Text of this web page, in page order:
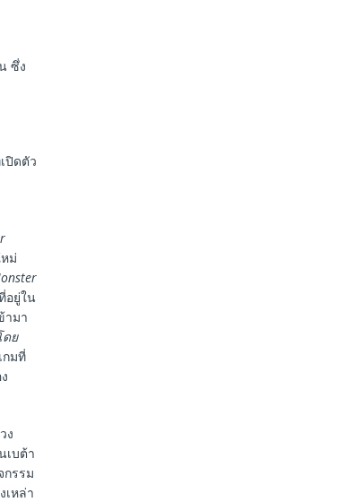
ซึ่ง
ปิดตัว
ม่
อยู่ใน
ามา
ดย
กมที่
ง
เบต้า
กรรม
เหล่า